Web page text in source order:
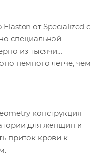
от Specialized с
специальной
из тысячи
немного легче, чем
конструкция
для женщин и
приток крови к